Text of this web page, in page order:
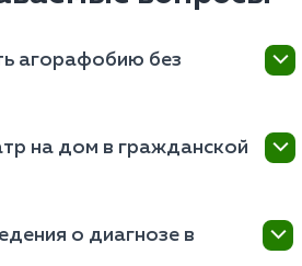
агорафобию без
дает клинического результата.
уровень тревоги
для успешной работы с
на дом в гражданской
без опознавательных
о диагнозе в